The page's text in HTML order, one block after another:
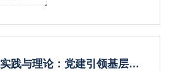
践与理论：党建引领基层公